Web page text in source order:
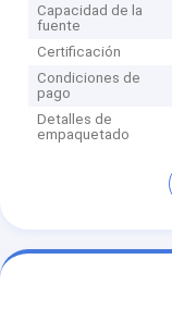
Capacidad de la
fuente
Certificación
Condiciones de
pago
Detalles de
empaquetado